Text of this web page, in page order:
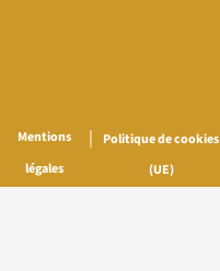
Mentions
légales
|
Politique de cookies
(UE)